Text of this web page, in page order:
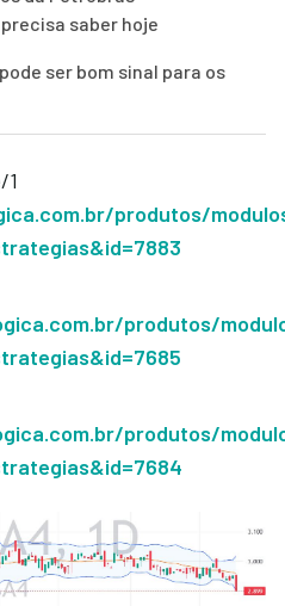
precisa saber hoje
ser bom sinal para os
1
produtos/
produtos/
produtos/